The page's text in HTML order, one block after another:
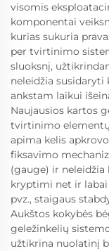
visomis
komponentai
kurias sukuria
per tvirtinimo
sluoksnį,
neleidžia
ankstam laikui
Naujausios kartos
tvirtinimo
apima kelis
fiksavimo
(gauge) ir
kryptimi net ir
pvz., staigaus
Aukštos kokybės
geležinkelių
užtikrina nuolatinį